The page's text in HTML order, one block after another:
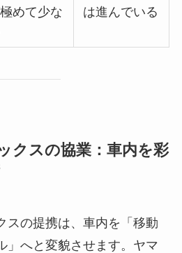
めて少な
は進んでいる
クスの協業：車内を彩
スの提携は、車内を「移動
」へと変貌させます。ヤマ